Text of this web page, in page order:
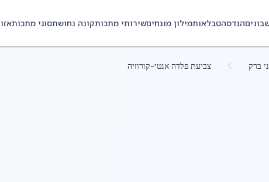
הנדסהטבלאותמילון מונחיםשירותי מתכותקונה נחושתסוגי מתכות
ברק צביעת פלדה אנטי-קורוזיה